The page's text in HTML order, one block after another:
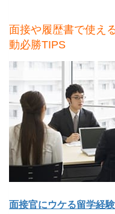
面接や履歴書で使え
動必勝TIPS
面接官にウケる留学経